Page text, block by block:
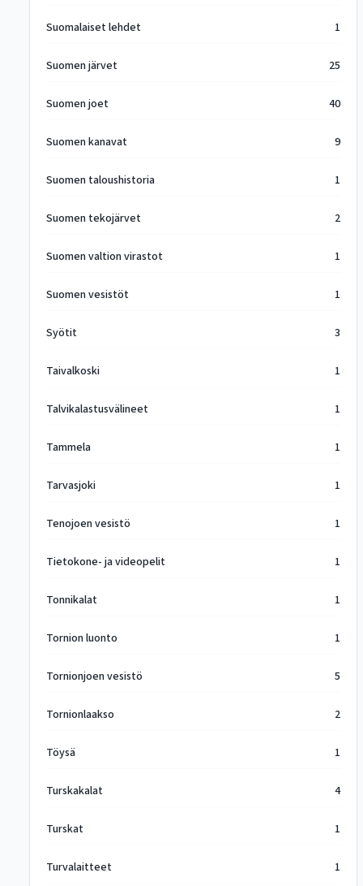
Suomalaiset lehdet 1
Suomen järvet 25
Suomen joet 40
Suomen kanavat 9
Suomen taloushistoria 1
Suomen tekojärvet 2
Suomen valtion virastot 1
Suomen vesistöt 1
Syötit 3
Taivalkoski 1
Talvikalastusvälineet 1
Tammela 1
Tarvasjoki 1
Tenojoen vesistö 1
Tietokone- ja videopelit 1
Tonnikalat 1
Tornion luonto 1
Tornionjoen vesistö 5
Tornionlaakso 2
Töysä 1
Turskakalat 4
Turskat 1
Turvalaitteet 1